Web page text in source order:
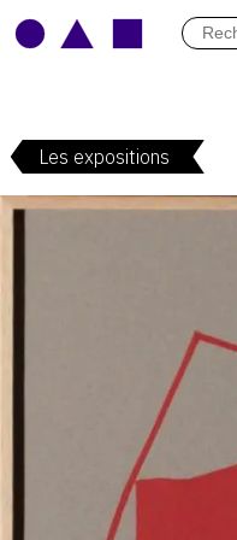
Les expositions